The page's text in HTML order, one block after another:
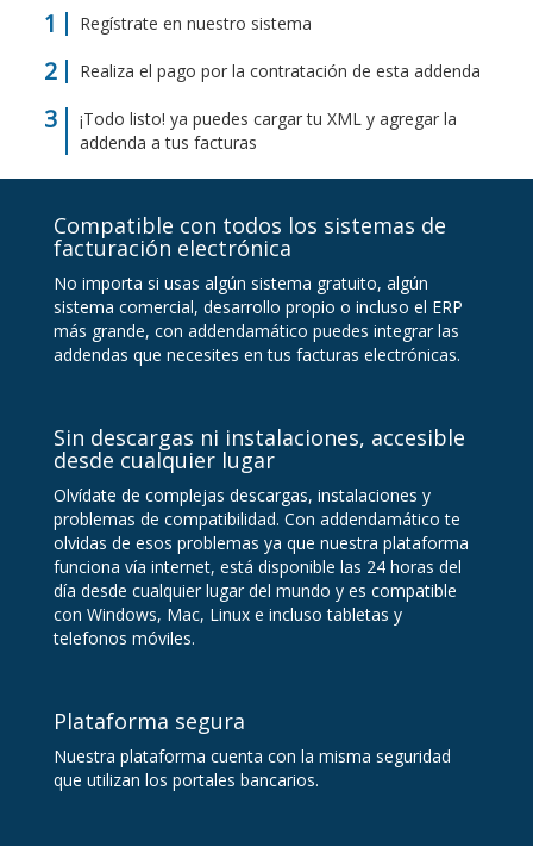
Regístrate en nuestro sistema
Realiza el pago por la contratación de esta addenda
¡Todo listo! ya puedes cargar tu XML y agregar la
addenda a tus facturas
Compatible con todos los sistemas de
facturación electrónica
No importa si usas algún sistema gratuito, algún
sistema comercial, desarrollo propio o incluso el ERP
más grande, con addendamático puedes integrar las
addendas que necesites en tus facturas electrónicas.
Sin descargas ni instalaciones, accesible
desde cualquier lugar
Olvídate de complejas descargas, instalaciones y
problemas de compatibilidad. Con addendamático te
olvidas de esos problemas ya que nuestra plataforma
funciona vía internet, está disponible las 24 horas del
día desde cualquier lugar del mundo y es compatible
con Windows, Mac, Linux e incluso tabletas y
telefonos móviles.
Plataforma segura
Nuestra plataforma cuenta con la misma seguridad
que utilizan los portales bancarios.